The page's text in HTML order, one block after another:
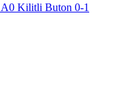
Kilitli Buton 0-1